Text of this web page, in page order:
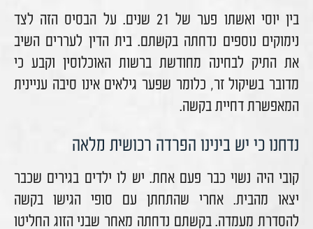
בין יוסי ואשתו פער של 21 שנים. על הבסיס הזה לצד
נימוקים נוספים נדחתה בקשתם. בית הדין לעררים השיב
את התיק לבחינה מחודשת ברשות האוכלוסין וקבע כי
מדובר בשיקול זר, כלומר שפער גילאים אינו סיבה עניינית
המאפשרת דחיית בקשה.
נדחנו כי יש בינינו הפרדה רכושית מלאה
קובי היה נשוי כבר פעם אחת. יש לו ילדים בגירים שכבר
יצאו מהבית. אחרי שהתחתן עם סופי הגישו בקשה
להסדרת מעמדה. בקשתם נדחתה מאחר שבני הזוג החליטו